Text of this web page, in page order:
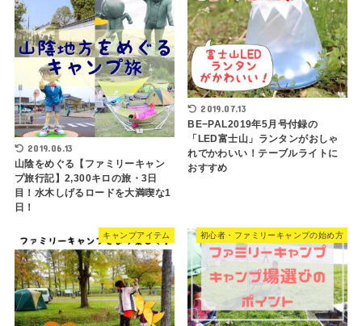
2019.06.13
山陰をめぐる【ファミリーキャン
プ旅行記】2,300キロの旅・3日
目！水木しげるロードを大満喫な1
日！
2019.07.13
BE−PAL2019年5月号付録の
「LED富士山」ランタンがおしゃ
れでかわいい！テーブルライトに
おすすめ
キャンプアイテム 初心者・ファミリーキャンプの始め方